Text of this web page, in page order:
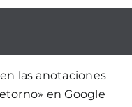
las anotaciones
en Google